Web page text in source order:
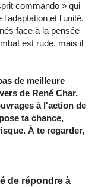
commando » qui
et l'unité.
face à la pensée
est rude, mais il
de meilleure
de René Char,
à l'action de
ta chance,
À te regarder,
de répondre à